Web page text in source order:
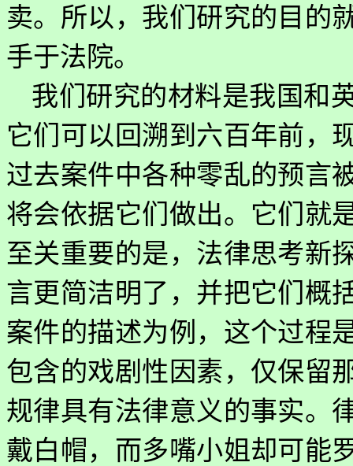
卖。所以，我们研究的目的
手于法院。
我们研究的材料是我国和
它们可以回溯到六百年前，
过去案件中各种零乱的预言
将会依据它们做出。它们就
至关重要的是，法律思考新
言更简洁明了，并把它们概
案件的描述为例，这个过程
包含的戏剧性因素，仅保留
规律具有法律意义的事实。
戴白帽，而多嘴小姐却可能